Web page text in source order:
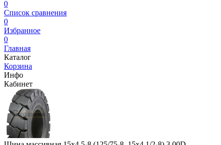
0
Список сравнения
0
Избранное
0
Главная
Каталог
Корзина
Инфо
Кабинет